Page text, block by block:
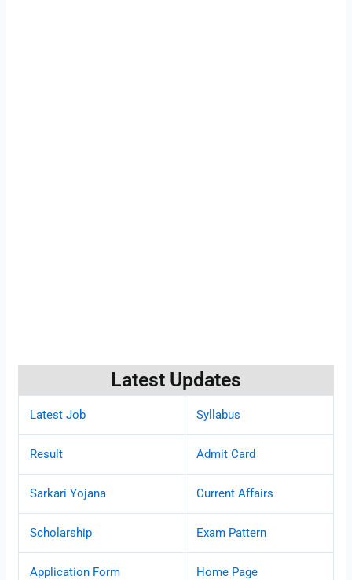
Latest Updates
Latest Job Syllabus
Result Admit Card
Sarkari Yojana Current Affairs
Scholarship Exam Pattern
Application Form Home Page